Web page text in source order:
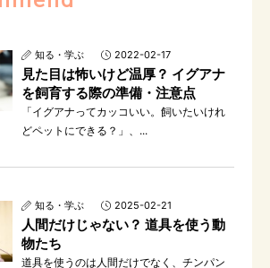
知る・学ぶ 2022-02-17
見た目は怖いけど温厚？ イグアナ
を飼育する際の準備・注意点
「イグアナってカッコいい。飼いたいけれ
どペットにできる？」、...
知る・学ぶ 2025-02-21
人間だけじゃない？ 道具を使う動
物たち
道具を使うのは人間だけでなく、チンパン